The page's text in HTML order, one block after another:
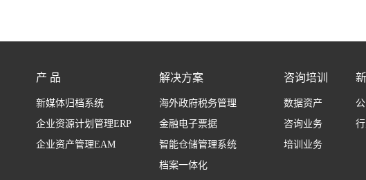
产 品
新媒体归档系统
企业资源计划管理ERP
企业资产管理EAM
解决方案
海外政府税务管理
金融电子票据
智能仓储管理系统
档案一体化
咨询培训
数据资产
咨询业务
培训业务